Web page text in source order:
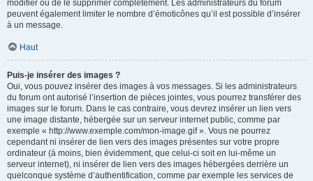
modifier ou de le supprimer complètement. Les administrateurs du forum
peuvent également limiter le nombre d’émoticônes qu’il est possible d’insérer
à un message.
Haut
Puis-je insérer des images ?
Oui, vous pouvez insérer des images à vos messages. Si les administrateurs
du forum ont autorisé l’insertion de pièces jointes, vous pourrez transférer des
images sur le forum. Dans le cas contraire, vous devrez insérer un lien vers
une image distante, hébergée sur un serveur internet public, comme par
exemple « http://www.exemple.com/mon-image.gif ». Vous ne pourrez
cependant ni insérer de lien vers des images présentes sur votre propre
ordinateur (à moins, bien évidemment, que celui-ci soit en lui-même un
serveur internet), ni insérer de lien vers des images hébergées derrière un
quelconque système d’authentification, comme par exemple les services de